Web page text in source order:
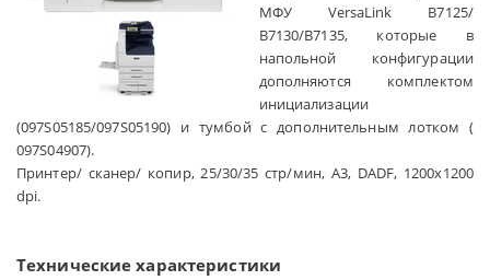
МФУ VersaLink B7125/
В7130/B7135, которые в
напольной конфигурации
дополняются комплектом
инициализации
(097S05185/097S05190) и тумбой с дополнительным лотком (
097S04907).
Принтер/ сканер/ копир, 25/30/35 стр/мин, А3, DADF, 1200x1200
dpi.
Технические характеристики